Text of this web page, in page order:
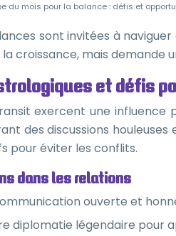
du mois pour la balance : défis et
sont invitées à
la croissance, mais
et défis
exercent une influence
des discussions
pour éviter les conflits.
dans les relations
ouverte et
diplomatie légendaire pour